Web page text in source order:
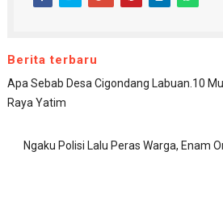
Berita terbaru
Apa Sebab Desa Cigondang Labuan.10
Raya Yatim
Ngaku Polisi Lalu Peras Warga, Enam